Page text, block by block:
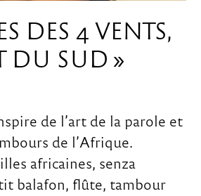
DES 4 VENTS,
DU SUD »
de l’art de la parole et
de l’Afrique.
africaines, senza
balafon, flûte, tambour